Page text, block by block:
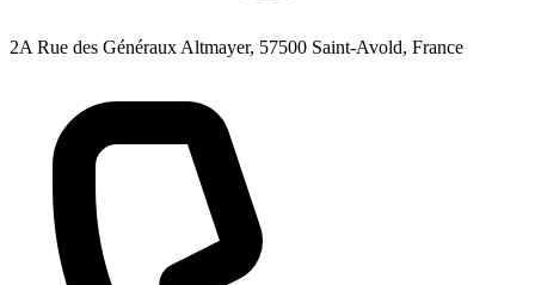
2A Rue des Généraux Altmayer, 57500 Saint-Avold, France